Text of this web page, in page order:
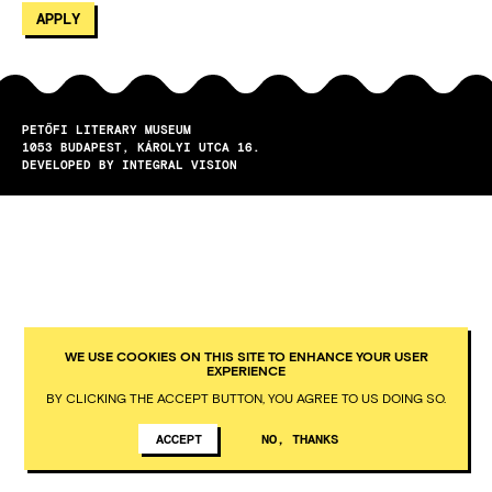
PETŐFI LITERARY MUSEUM
1053
BUDAPEST
KÁROLYI UTCA 16.
DEVELOPED BY INTEGRAL VISION
WE USE COOKIES ON THIS SITE TO ENHANCE YOUR USER
EXPERIENCE
BY CLICKING THE ACCEPT BUTTON, YOU AGREE TO US DOING SO.
ACCEPT NO, THANKS